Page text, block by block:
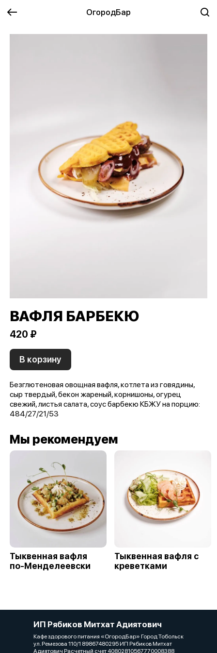
ОгородБар
ВАФЛЯ БАРБЕКЮ
420 ₽
В корзину
Безглютеновая овощная вафля, котлета из говядины,
сыр твердый, бекон жареный, корнишоны, огурец
свежий, листья салата, соус барбекю КБЖУ на порцию:
484/27/21/53
Мы рекомендуем
Тыквенная вафля
по-Менделеевски
Тыквенная вафля с
креветками
ИП Рябиков Митхат Адиятович
Кафе здорового питания «ОгородБар» Город Тобольск
ул. Ремезова 110/1 89867480295 ИП Рябиков Митхат
Адиятович Расчетный счет 40802810567770008388